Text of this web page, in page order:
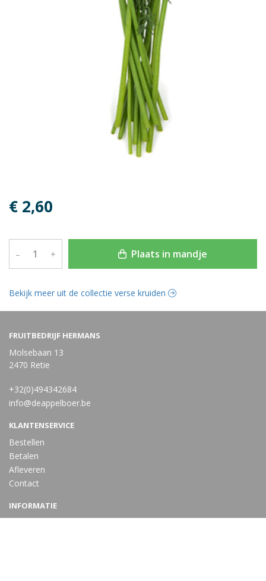
€ 2,60
– + Plaats in mandje
Bekijk meer uit de collectie verse kruiden
FRUITBEDRIJF HERMANS
Molsebaan 13
2470 Retie
+32(0)494342684
info@deappelboer.be
KLANTENSERVICE
Bestellen
Betalen
Afleveren
Contact
INFORMATIE